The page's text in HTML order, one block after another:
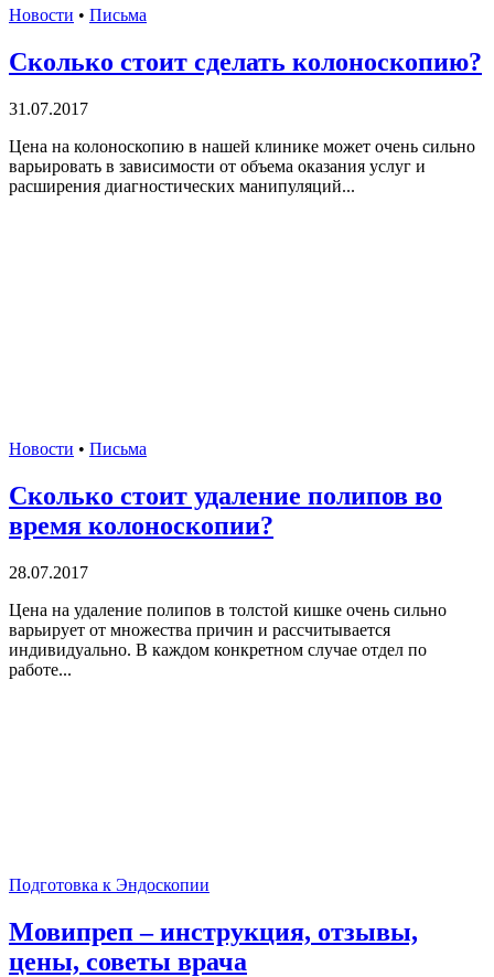
Новости • Письма
Сколько стоит сделать колоноскопию?
31.07.2017
Цена на колоноскопию в нашей клинике может очень сильно
варьировать в зависимости от объема оказания услуг и
расширения диагностических манипуляций...
Новости • Письма
Сколько стоит удаление полипов во
время колоноскопии?
28.07.2017
Цена на удаление полипов в толстой кишке очень сильно
варьирует от множества причин и рассчитывается
индивидуально. В каждом конкретном случае отдел по
работе...
Подготовка к Эндоскопии
Мовипреп – инструкция, отзывы,
цены, советы врача